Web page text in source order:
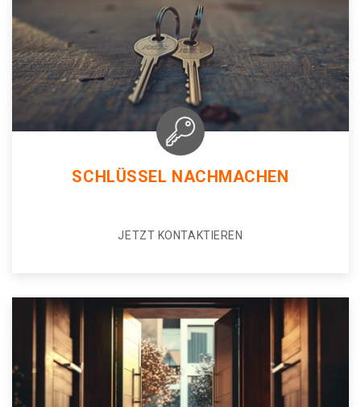
SCHLÜSSEL NACHMACHEN
JETZT KONTAKTIEREN